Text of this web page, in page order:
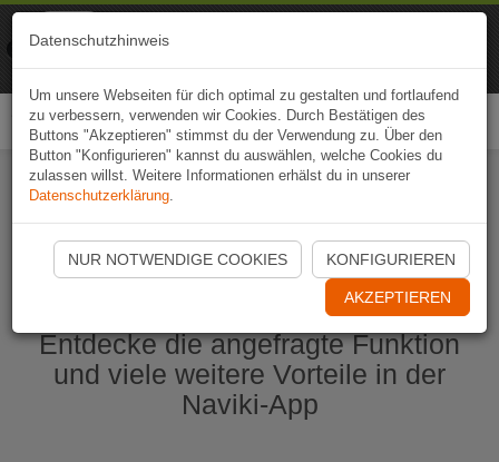
Naviki App jetzt öffnen
Entdecke die angefragte Funktion
und viele weitere Vorteile in der
Naviki-App
Datenschutzhinweis
Um unsere Webseiten für dich optimal zu gestalten und fortlaufend
zu verbessern, verwenden wir Cookies. Durch Bestätigen des
Buttons "Akzeptieren" stimmst du der Verwendung zu. Über den
Button "Konfigurieren" kannst du auswählen, welche Cookies du
zulassen willst. Weitere Informationen erhälst du in unserer
Datenschutzerklärung.
NUR NOTWENDIGE COOKIES KONFIGURIEREN
AKZEPTIEREN
Naviki